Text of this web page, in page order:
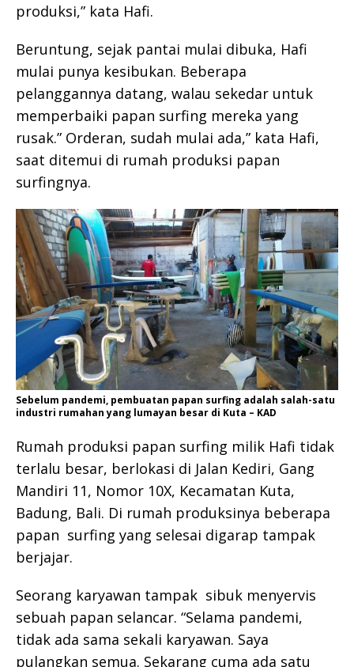
produksi,” kata Hafi.
Beruntung, sejak pantai mulai dibuka, Hafi
mulai punya kesibukan. Beberapa
pelanggannya datang, walau sekedar untuk
memperbaiki papan surfing mereka yang
rusak.” Orderan, sudah mulai ada,” kata Hafi,
saat ditemui di rumah produksi papan
surfingnya.
Sebelum pandemi, pembuatan papan surfing adalah salah-satu
industri rumahan yang lumayan besar di Kuta – KAD
Rumah produksi papan surfing milik Hafi tidak
terlalu besar, berlokasi di Jalan Kediri, Gang
Mandiri 11, Nomor 10X, Kecamatan Kuta,
Badung, Bali. Di rumah produksinya beberapa
papan surfing yang selesai digarap tampak
berjajar.
Seorang karyawan tampak sibuk menyervis
sebuah papan selancar. “Selama pandemi,
tidak ada sama sekali karyawan. Saya
pulangkan semua. Sekarang cuma ada satu